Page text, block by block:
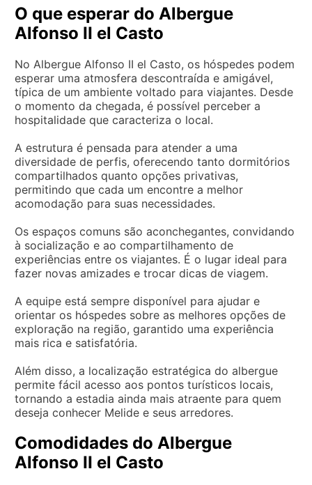
O que esperar do Albergue
Alfonso II el Casto
No Albergue Alfonso II el Casto, os hóspedes podem
esperar uma atmosfera descontraída e amigável,
típica de um ambiente voltado para viajantes. Desde
o momento da chegada, é possível perceber a
hospitalidade que caracteriza o local.
A estrutura é pensada para atender a uma
diversidade de perfis, oferecendo tanto dormitórios
compartilhados quanto opções privativas,
permitindo que cada um encontre a melhor
acomodação para suas necessidades.
Os espaços comuns são aconchegantes, convidando
à socialização e ao compartilhamento de
experiências entre os viajantes. É o lugar ideal para
fazer novas amizades e trocar dicas de viagem.
A equipe está sempre disponível para ajudar e
orientar os hóspedes sobre as melhores opções de
exploração na região, garantido uma experiência
mais rica e satisfatória.
Além disso, a localização estratégica do albergue
permite fácil acesso aos pontos turísticos locais,
tornando a estadia ainda mais atraente para quem
deseja conhecer Melide e seus arredores.
Comodidades do Albergue
Alfonso II el Casto